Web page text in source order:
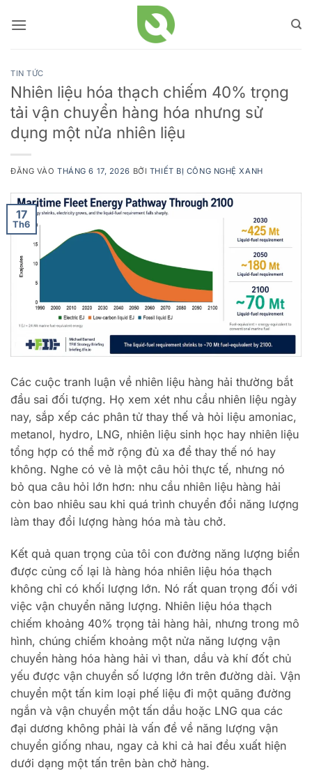
qua
TIN TỨC
Nhiên liệu hóa thạch chiếm 40% trọng
tải vận chuyển hàng hóa nhưng sử
dụng một nửa nhiên liệu
ĐĂNG VÀOTHÁNG 6 17, 2026 BỞI THIẾT BỊ CÔNG NGHỆ XANH
17
Th6
Các cuộc tranh luận về nhiên liệu hàng hải thường bắt
đầu sai đối tượng. Họ xem xét nhu cầu nhiên liệu ngày
nay, sắp xếp các phân tử thay thế và hỏi liệu amoniac,
metanol, hydro, LNG, nhiên liệu sinh học hay nhiên liệu
tổng hợp có thể mở rộng đủ xa để thay thế nó hay
không. Nghe có vẻ là một câu hỏi thực tế, nhưng nó
bỏ qua câu hỏi lớn hơn: nhu cầu nhiên liệu hàng hải
còn bao nhiêu sau khi quá trình chuyển đổi năng lượng
làm thay đổi lượng hàng hóa mà tàu chở.
Kết quả quan trọng của tôi con đường năng lượng biển
được củng cố lại là hàng hóa nhiên liệu hóa thạch
không chỉ có khối lượng lớn. Nó rất quan trọng đối với
việc vận chuyển năng lượng. Nhiên liệu hóa thạch
chiếm khoảng 40% trọng tải hàng hải, nhưng trong mô
hình, chúng chiếm khoảng một nửa năng lượng vận
chuyển hàng hóa hàng hải vì than, dầu và khí đốt chủ
yếu được vận chuyển số lượng lớn trên đường dài. Vận
chuyển một tấn kim loại phế liệu đi một quãng đường
ngắn và vận chuyển một tấn dầu hoặc LNG qua các
đại dương không phải là vấn đề về năng lượng vận
chuyển giống nhau, ngay cả khi cả hai đều xuất hiện
dưới dạng một tấn trên bàn chở hàng.